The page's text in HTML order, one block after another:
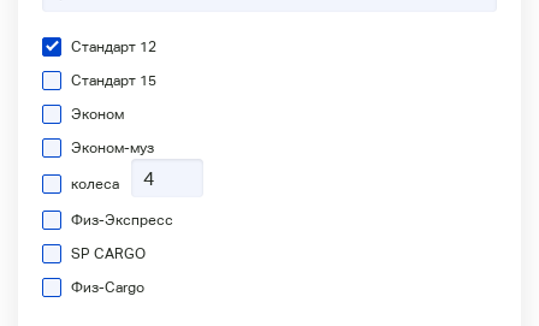
Стандарт 12
Стандарт 15
Эконом
Эконом-муз
колеса
Физ-Экспресс
SP CARGO
Физ-Сargo